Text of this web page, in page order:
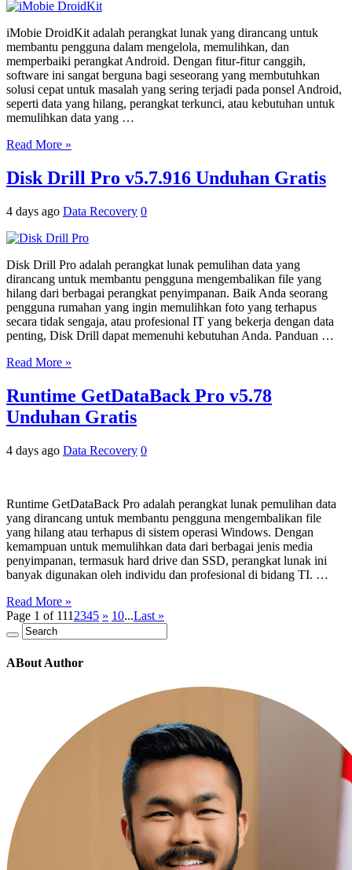
iMobie DroidKit adalah perangkat lunak yang dirancang untuk
membantu pengguna dalam mengelola, memulihkan, dan
memperbaiki perangkat Android. Dengan fitur-fitur canggih,
software ini sangat berguna bagi seseorang yang membutuhkan
solusi cepat untuk masalah yang sering terjadi pada ponsel Android,
seperti data yang hilang, perangkat terkunci, atau kebutuhan untuk
memulihkan data yang …
Read More »
Disk Drill Pro v5.7.916 Unduhan Gratis
4 days ago Data Recovery 0
Disk Drill Pro adalah perangkat lunak pemulihan data yang
dirancang untuk membantu pengguna mengembalikan file yang
hilang dari berbagai perangkat penyimpanan. Baik Anda seorang
pengguna rumahan yang ingin memulihkan foto yang terhapus
secara tidak sengaja, atau profesional IT yang bekerja dengan data
penting, Disk Drill dapat memenuhi kebutuhan Anda. Panduan …
Read More »
Runtime GetDataBack Pro v5.78
Unduhan Gratis
4 days ago Data Recovery 0
Runtime GetDataBack Pro adalah perangkat lunak pemulihan data
yang dirancang untuk membantu pengguna mengembalikan file
yang hilang atau terhapus di sistem operasi Windows. Dengan
kemampuan untuk memulihkan data dari berbagai jenis media
penyimpanan, termasuk hard drive dan SSD, perangkat lunak ini
banyak digunakan oleh individu dan profesional di bidang TI. …
Read More »
Page 1 of 111 2345 » 10...Last »
ABout Author